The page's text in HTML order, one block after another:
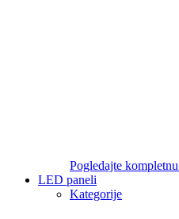
Pogledajte
LED paneli
Kategorije